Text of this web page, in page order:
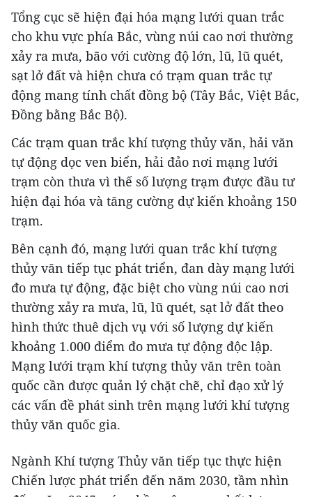
Tổng cục sẽ hiện đại hóa mạng lưới quan trắc
cho khu vực phía Bắc, vùng núi cao nơi thường
xảy ra mưa, bão với cường độ lớn, lũ, lũ quét,
sạt lở đất và hiện chưa có trạm quan trắc tự
động mang tính chất đồng bộ (Tây Bắc, Việt Bắc,
Đồng bằng Bắc Bộ).
Các trạm quan trắc khí tượng thủy văn, hải văn
tự động dọc ven biển, hải đảo nơi mạng lưới
trạm còn thưa vì thế số lượng trạm được đầu tư
hiện đại hóa và tăng cường dự kiến khoảng 150
trạm.
Bên cạnh đó, mạng lưới quan trắc khí tượng
thủy văn tiếp tục phát triển, đan dày mạng lưới
đo mưa tự động, đặc biệt cho vùng núi cao nơi
thường xảy ra mưa, lũ, lũ quét, sạt lở đất theo
hình thức thuê dịch vụ với số lượng dự kiến
khoảng 1.000 điểm đo mưa tự động độc lập.
Mạng lưới trạm khí tượng thủy văn trên toàn
quốc cần được quản lý chặt chẽ, chỉ đạo xử lý
các vấn đề phát sinh trên mạng lưới khí tượng
thủy văn quốc gia.
Ngành Khí tượng Thủy văn tiếp tục thực hiện
Chiến lược phát triển đến năm 2030, tầm nhìn